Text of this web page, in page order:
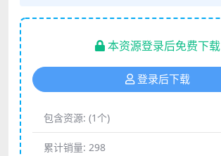
本资源登录后免费下载
登录后下载
包含资源: (1个)
累计销量: 298